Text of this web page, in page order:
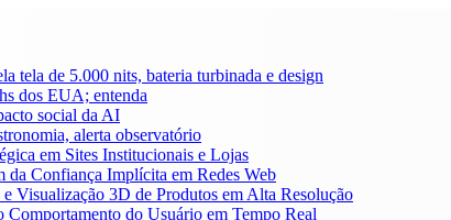
tela de 5.000 nits, bateria turbinada e design
dos EUA; entenda
social da AI
alerta observatório
em Sites Institucionais e Lojas
da Confiança Implícita em Redes Web
Visualização 3D de Produtos em Alta Resolução
do Usuário em Tempo Real